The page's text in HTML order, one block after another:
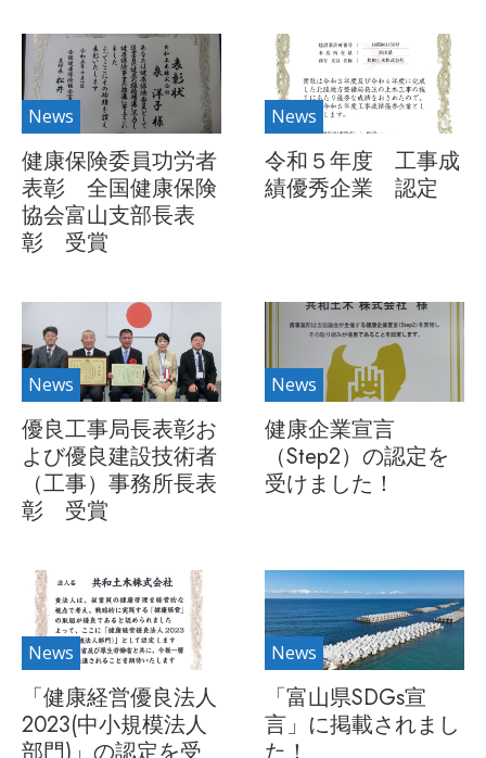
News
健康保険委員功労者
表彰 全国健康保険
協会富山支部長表
彰 受賞
News
令和５年度 工事成
績優秀企業 認定
News
優良工事局長表彰お
よび優良建設技術者
（工事）事務所長表
彰 受賞
News
健康企業宣言
（Step2）の認定を
受けました！
News
「健康経営優良法人
2023(中小規模法人
News
「富山県SDGs宣
言」に掲載されまし